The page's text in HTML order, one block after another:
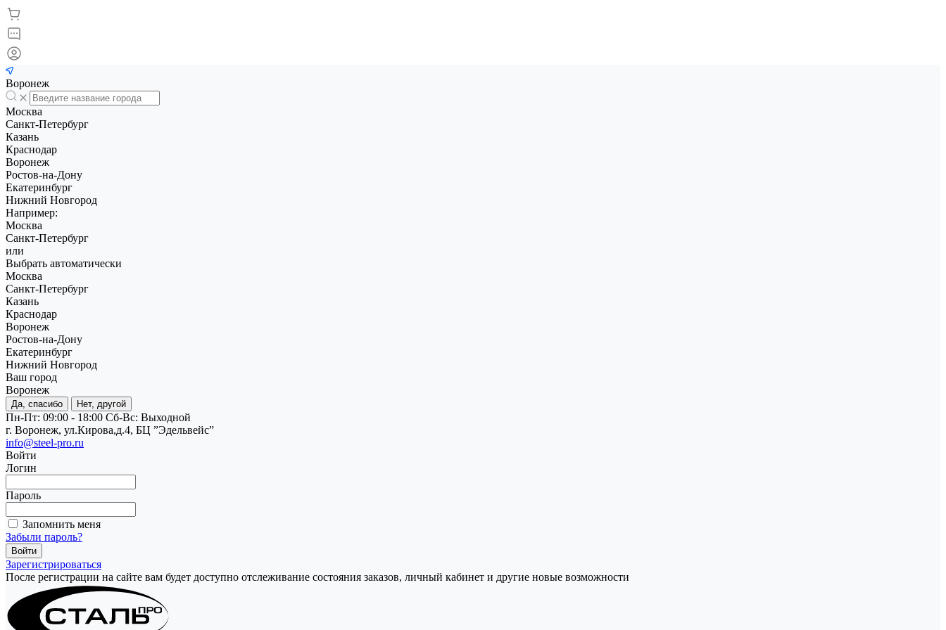
Воронеж
Москва
Санкт-Петербург
Казань
Краснодар
Воронеж
Ростов-на-Дону
Екатеринбург
Нижний Новгород
Например:
Москва
Санкт-Петербург
или
Выбрать автоматически
Москва
Санкт-Петербург
Казань
Краснодар
Воронеж
Ростов-на-Дону
Екатеринбург
Нижний Новгород
Ваш город
Воронеж
Да, спасибо Нет, другой
Пн-Пт: 09:00 - 18:00 Cб-Вс: Выходной
г. Воронеж, ул.Кирова,д.4, БЦ ”Эдельвейс”
info@steel-pro.ru
Войти
Логин
Пароль
Запомнить меня
Забыли пароль?
Зарегистрироваться
После регистрации на сайте вам будет доступно отслеживание состояния заказов, личный кабинет и другие новые возможности